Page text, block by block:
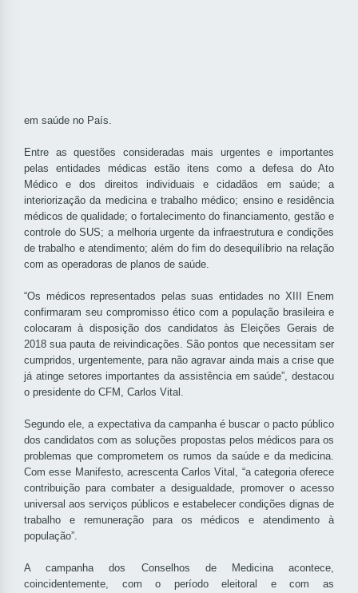
em saúde no País.
Entre as questões consideradas mais urgentes e importantes
pelas entidades médicas estão itens como a defesa do Ato
Médico e dos direitos individuais e cidadãos em saúde; a
interiorização da medicina e trabalho médico; ensino e residência
médicos de qualidade; o fortalecimento do financiamento, gestão e
controle do SUS; a melhoria urgente da infraestrutura e condições
de trabalho e atendimento; além do fim do desequilíbrio na relação
com as operadoras de planos de saúde.
“Os médicos representados pelas suas entidades no XIII Enem
confirmaram seu compromisso ético com a população brasileira e
colocaram à disposição dos candidatos às Eleições Gerais de
2018 sua pauta de reivindicações. São pontos que necessitam ser
cumpridos, urgentemente, para não agravar ainda mais a crise que
já atinge setores importantes da assistência em saúde”, destacou
o presidente do CFM, Carlos Vital.
Segundo ele, a expectativa da campanha é buscar o pacto público
dos candidatos com as soluções propostas pelos médicos para os
problemas que comprometem os rumos da saúde e da medicina.
Com esse Manifesto, acrescenta Carlos Vital, “a categoria oferece
contribuição para combater a desigualdade, promover o acesso
universal aos serviços públicos e estabelecer condições dignas de
trabalho e remuneração para os médicos e atendimento à
população”.
A campanha dos Conselhos de Medicina acontece,
coincidentemente, com o período eleitoral e com as